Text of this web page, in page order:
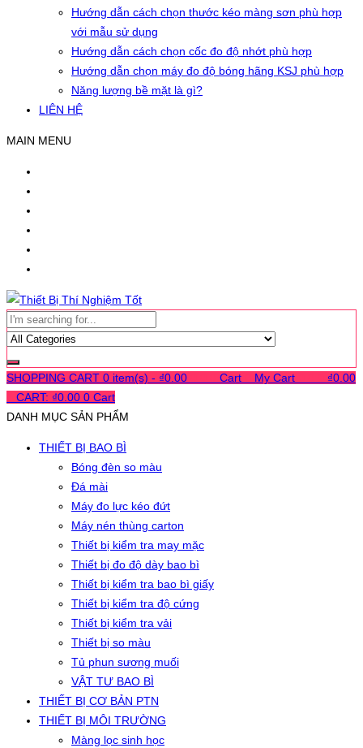
Hướng dẫn cách chọn thước kéo màng sơn phù hợp
với mẫu sử dụng
Hướng dẫn cách chọn cốc đo độ nhớt phù hợp
Hướng dẫn chọn máy đo độ bóng hãng KSJ phù hợp
Năng lượng bề mặt là gì?
LIÊN HỆ
MAIN MENU
SHOPPING CART 0 item(s) - ₫0.00 Cart My Cart ₫0.00
CART: ₫0.00 0 Cart
DANH MỤC SẢN PHẨM
THIẾT BỊ BAO BÌ
Bóng đèn so màu
Đá mài
Máy đo lực kéo đứt
Máy nén thùng carton
Thiết bị kiểm tra may mặc
Thiết bị đo độ dày bao bì
Thiết bị kiểm tra bao bì giấy
Thiết bị kiểm tra độ cứng
Thiết bị kiểm tra vải
Thiết bị so màu
Tủ phun sương muối
VẬT TƯ BAO BÌ
THIẾT BỊ CƠ BẢN PTN
THIẾT BỊ MÔI TRƯỜNG
Màng lọc sinh học